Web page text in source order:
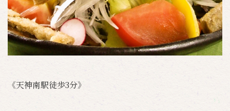
《天神南駅徒歩3分》